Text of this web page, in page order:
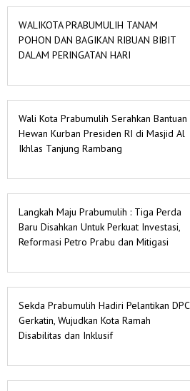
WALIKOTA PRABUMULIH TANAM
POHON DAN BAGIKAN RIBUAN BIBIT
DALAM PERINGATAN HARI
Wali Kota Prabumulih Serahkan Bantuan
Hewan Kurban Presiden RI di Masjid Al
Ikhlas Tanjung Rambang
Langkah Maju Prabumulih : Tiga Perda
Baru Disahkan Untuk Perkuat Investasi,
Reformasi Petro Prabu dan Mitigasi
Sekda Prabumulih Hadiri Pelantikan DPC
Gerkatin, Wujudkan Kota Ramah
Disabilitas dan Inklusif